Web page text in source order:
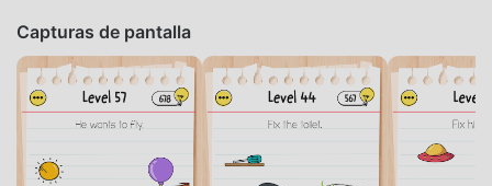
Capturas de pantalla